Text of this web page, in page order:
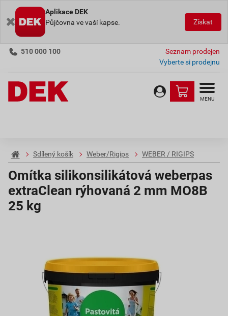
Aplikace DEK
Půjčovna ve vaší kapse.
Získat
510 000 100
Seznam prodejen
Vyberte si prodejnu
MENU
Sdílený košík Weber/Rigips WEBER / RIGIPS
Omítka silikonsilikátová weberpas
extraClean rýhovaná 2 mm MO8B
25 kg